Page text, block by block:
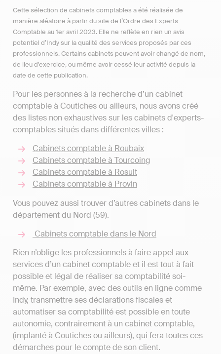
Cette sélection de cabinets comptables a été réalisée de
manière aléatoire à partir du site de l’Ordre des Experts
Comptable au 1er avril 2023. Elle ne reflète en rien un avis
potentiel d’Indy sur la qualité des services proposés par ces
professionnels. Certains cabinets peuvent avoir changé de nom,
de lieu d'exercice, ou même avoir cessé leur activité depuis la
date de cette publication.
Pour les personnes à la recherche d’un cabinet
comptable à Coutiches ou ailleurs, nous avons créé
des listes non exhaustives sur les cabinets d'experts-
comptables situés dans différentes villes :
Cabinets comptable à Roubaix
Cabinets comptable à Tourcoing
Cabinets comptable à Rosult
Cabinets comptable à Provin
Vous pouvez aussi trouver d’autres cabinets dans le
département du Nord (59).
Cabinets comptable dans le Nord
Rien n’oblige les professionnels à faire appel aux
services d’un cabinet comptable et il est tout à fait
possible et légal de réaliser sa comptabilité soi-
même. Par exemple, avec des outils en ligne comme
Indy, transmettre ses déclarations fiscales et
automatiser sa comptabilité est possible en toute
autonomie, contrairement à un cabinet comptable,
(implanté à Coutiches ou ailleurs), qui fera toutes ces
démarches pour le compte de son client.